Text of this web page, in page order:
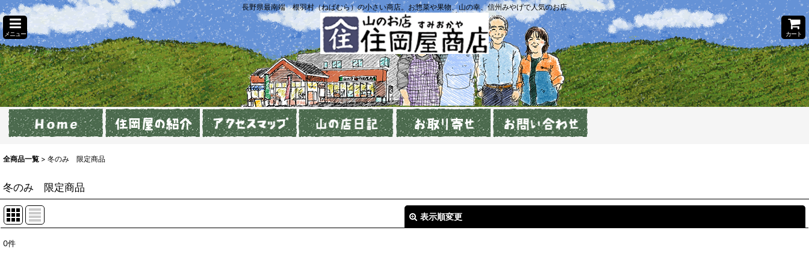
長野県最南端 根羽村（ねばむら）の小さい商店。お惣菜や果物、山の幸、信州みやげで人気のお店
メニュー カート
全商品一覧 > 冬のみ 限定商品
冬のみ 限定商品
表示順変更
表示数
0件